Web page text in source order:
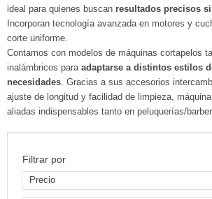
ideal para quienes buscan resultados precisos
Incorporan tecnología avanzada en motores y
corte uniforme.
Contamos con modelos de máquinas cortapelos
inalámbricos para adaptarse a distintos estilos
necesidades . Gracias a sus accesorios
ajuste de longitud y facilidad de limpieza,
aliadas indispensables tanto en peluquerías/
Filtrar por
Precio